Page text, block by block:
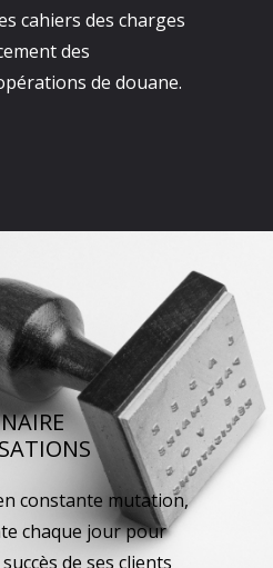
cahiers des charges
des
de douane.
constante mutation,
chaque jour pour
de ses clients